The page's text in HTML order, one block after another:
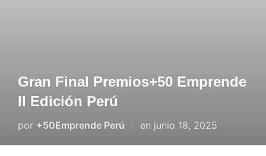
Gran Final Premios+50 Emprende
II Edición Perú
por +50Emprende Perú en junio 18, 2025